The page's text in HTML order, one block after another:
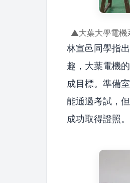
▲大葉大學電機
林宣邑同學指
趣，大葉電機
成目標。準備
能通過考試，
成功取得證照。